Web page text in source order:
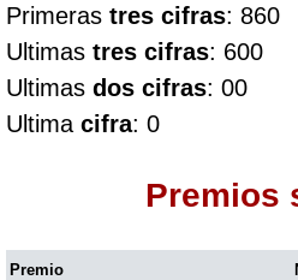
Culona día
Culona noche
Dorado Tarde
Primeras tres cifras: 860
Ultimas tres cifras: 600
Ultimas dos cifras: 00
Ultima cifra: 0
Premios
Premio